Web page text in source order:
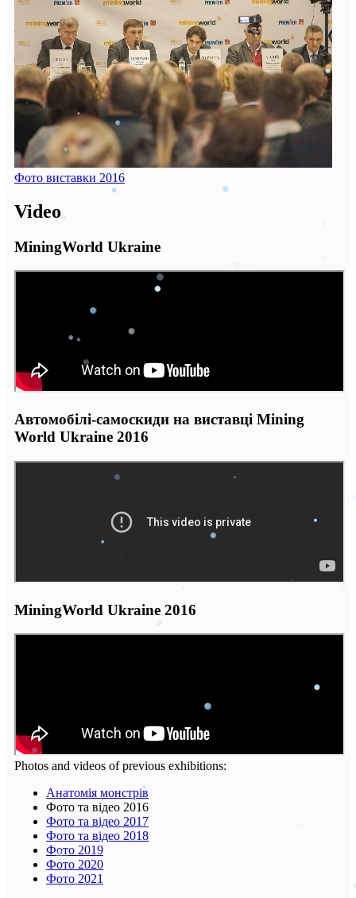
Фото виставки 2016
Video
MiningWorld Ukraine
Автомобілі-самоскиди на виставці Mining
World Ukraine 2016
MiningWorld Ukraine 2016
Photos and videos of previous exhibitions:
Анатомія монстрів
Фото та відео 2016
Фото та відео 2017
Фото та відео 2018
Фото 2019
Фото 2020
Фото 2021